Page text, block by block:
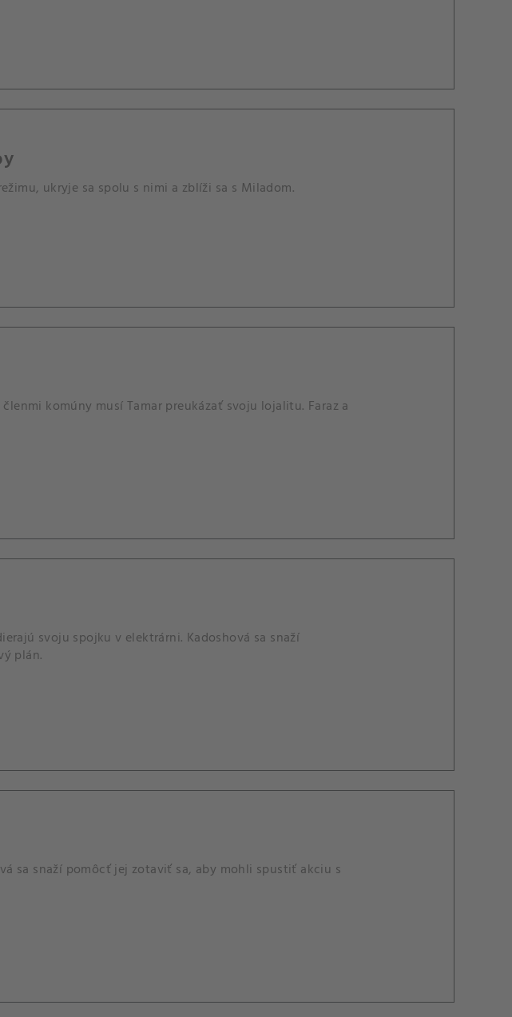
ukryje sa spolu s nimi a zblíži sa s Miladom.
komúny musí Tamar preukázať svoju lojalitu. Faraz a
svoju spojku v elektrárni. Kadoshová sa snaží
plán.
sa snaží pomôcť jej zotaviť sa, aby mohli spustiť akciu s